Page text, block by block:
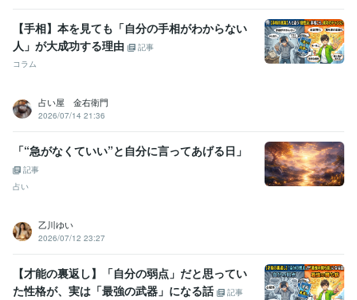
【手相】本を見ても「自分の手相がわからない
人」が大成功する理由
記事
コラム
占い屋 金右衛門
2026/07/14 21:36
「“急がなくていい”と自分に言ってあげる日」
記事
占い
乙川ゆい
2026/07/12 23:27
【才能の裏返し】「自分の弱点」だと思ってい
た性格が、実は「最強の武器」になる話
記事